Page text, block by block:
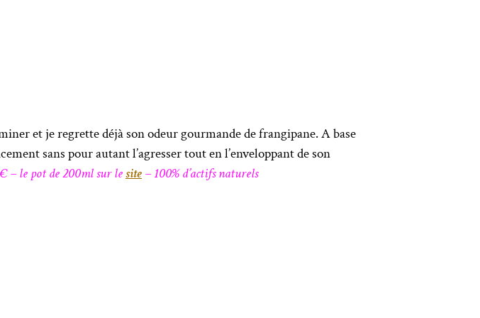
et je regrette déjà son odeur gourmande de frangipane. A base
sans pour autant l’agresser tout en l’enveloppant de son
– le pot de 200ml sur lesite – 100% d’actifs naturels